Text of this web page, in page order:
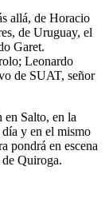
allá, de Horacio
de Uruguay, el
Garet.
Leonardo
de SUAT, señor
en Salto, en la
y en el mismo
pondrá en escena
de Quiroga.